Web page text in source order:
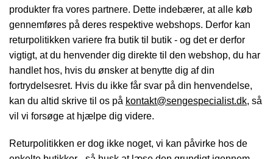
produkter fra vores partnere. Dette indebærer, at alle køb
gennemføres på deres respektive webshops. Derfor kan
returpolitikken variere fra butik til butik - og det er derfor
vigtigt, at du henvender dig direkte til den webshop, du har
handlet hos, hvis du ønsker at benytte dig af din
fortrydelsesret. Hvis du ikke får svar på din henvendelse,
kan du altid skrive til os på kontakt@sengespecialist.dk, så
vil vi forsøge at hjælpe dig videre.
Returpolitikken er dog ikke noget, vi kan påvirke hos de